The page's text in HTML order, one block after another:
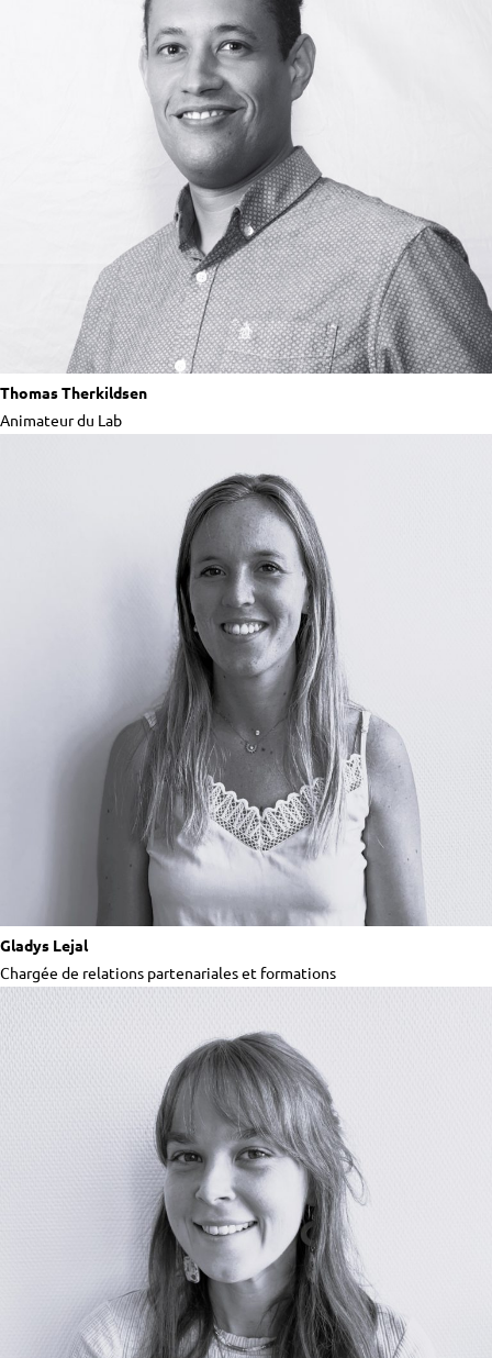
Thomas Therkildsen
Animateur du Lab
Gladys Lejal
Chargée de relations partenariales et formations